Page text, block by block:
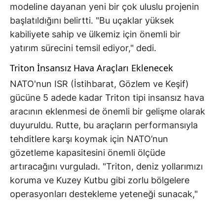
modeline dayanan yeni bir çok uluslu projenin
başlatıldığını belirtti. "Bu uçaklar yüksek
kabiliyete sahip ve ülkemiz için önemli bir
yatırım sürecini temsil ediyor," dedi.
Triton İnsansız Hava Araçları Eklenecek
NATO'nun ISR (İstihbarat, Gözlem ve Keşif)
gücüne 5 adede kadar Triton tipi insansız hava
aracının eklenmesi de önemli bir gelişme olarak
duyuruldu. Rutte, bu araçların performansıyla
tehditlere karşı koymak için NATO’nun
gözetleme kapasitesini önemli ölçüde
artıracağını vurguladı. "Triton, deniz yollarımızı
koruma ve Kuzey Kutbu gibi zorlu bölgelere
operasyonları destekleme yeteneği sunacak,"